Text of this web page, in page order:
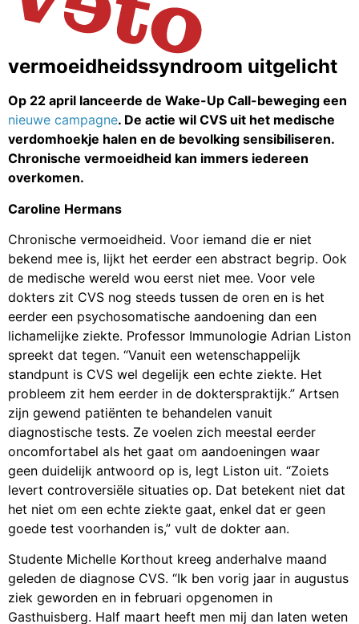
vermoeidheidssyndroom uitgelicht
Op 22 april lanceerde de Wake-Up Call-beweging een
nieuwe campagne. De actie wil CVS uit het medische
verdomhoekje halen en de bevolking sensibiliseren.
Chronische vermoeidheid kan immers iedereen
overkomen.
Caroline Hermans
Chronische vermoeidheid. Voor iemand die er niet
bekend mee is, lijkt het eerder een abstract begrip. Ook
de medische wereld wou eerst niet mee. Voor vele
dokters zit CVS nog steeds tussen de oren en is het
eerder een psychosomatische aandoening dan een
lichamelijke ziekte. Professor Immunologie Adrian Liston
spreekt dat tegen. “Vanuit een wetenschappelijk
standpunt is CVS wel degelijk een echte ziekte. Het
probleem zit hem eerder in de dokterspraktijk.” Artsen
zijn gewend patiënten te behandelen vanuit
diagnostische tests. Ze voelen zich meestal eerder
oncomfortabel als het gaat om aandoeningen waar
geen duidelijk antwoord op is, legt Liston uit. “Zoiets
levert controversiële situaties op. Dat betekent niet dat
het niet om een echte ziekte gaat, enkel dat er geen
goede test voorhanden is,” vult de dokter aan.
Studente Michelle Korthout kreeg anderhalve maand
geleden de diagnose CVS. “Ik ben vorig jaar in augustus
ziek geworden en in februari opgenomen in
Gasthuisberg. Half maart heeft men mij dan laten weten